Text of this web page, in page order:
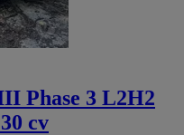
Phase 3 L2H2
cv